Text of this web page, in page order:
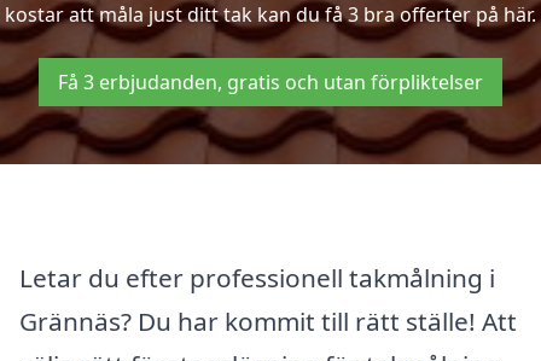
kostar att måla just ditt tak kan du få 3 bra offerter på här.
Få 3 erbjudanden, gratis och utan förpliktelser
Letar du efter professionell takmålning i
Grännäs? Du har kommit till rätt ställe! Att